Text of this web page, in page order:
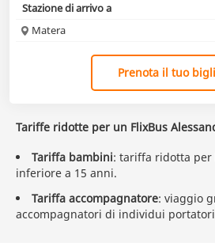
Stazione di arrivo a
Matera
Prenota il tuo
Tariffe ridotte per un FlixBus
Tariffa bambini: tariffa ridotta
inferiore a 15 anni.
Tariffa accompagnatore: viaggio
accompagnatori di individui